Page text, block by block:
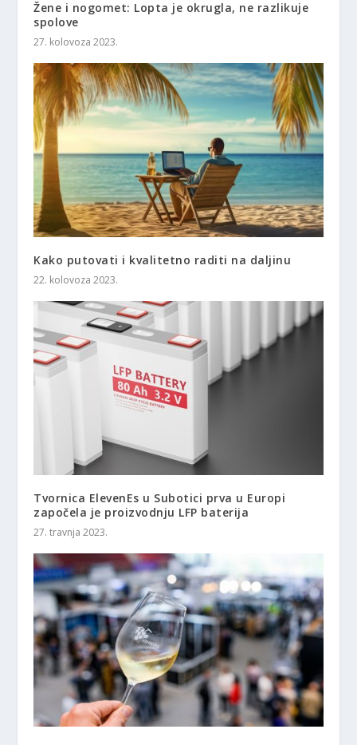
Žene i nogomet: Lopta je okrugla, ne razlikuje
spolove
27. kolovoza 2023.
Kako putovati i kvalitetno raditi na daljinu
22. kolovoza 2023.
Tvornica ElevenEs u Subotici prva u Europi
započela je proizvodnju LFP baterija
27. travnja 2023.